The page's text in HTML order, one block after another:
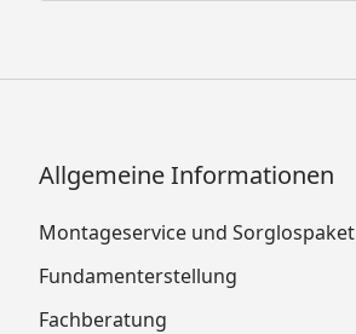
Allgemeine Informationen
Montageservice und Sorglospaket
Fundamenterstellung
Fachberatung